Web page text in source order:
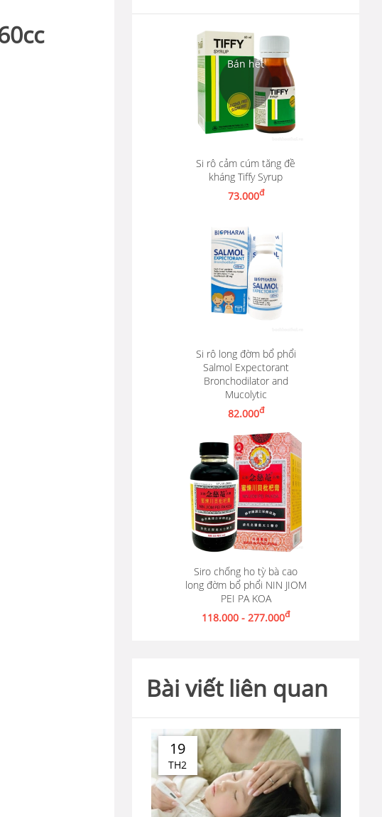
Si rô cảm cúm tăng đề
kháng Tiffy Syrup
73.000đ
Nhận thông báo khi có hàng
Si rô long đờm bổ phổi
Salmol Expectorant
Bronchodilator and
Mucolytic
82.000đ
Thêm vào giỏ hàng
Siro chống ho tỳ bà cao
long đờm bổ phổi NIN JIOM
PEI PA KOA
118.000 - 277.000đ
Xem chi tiết
Bài viết liên quan
19
TH2